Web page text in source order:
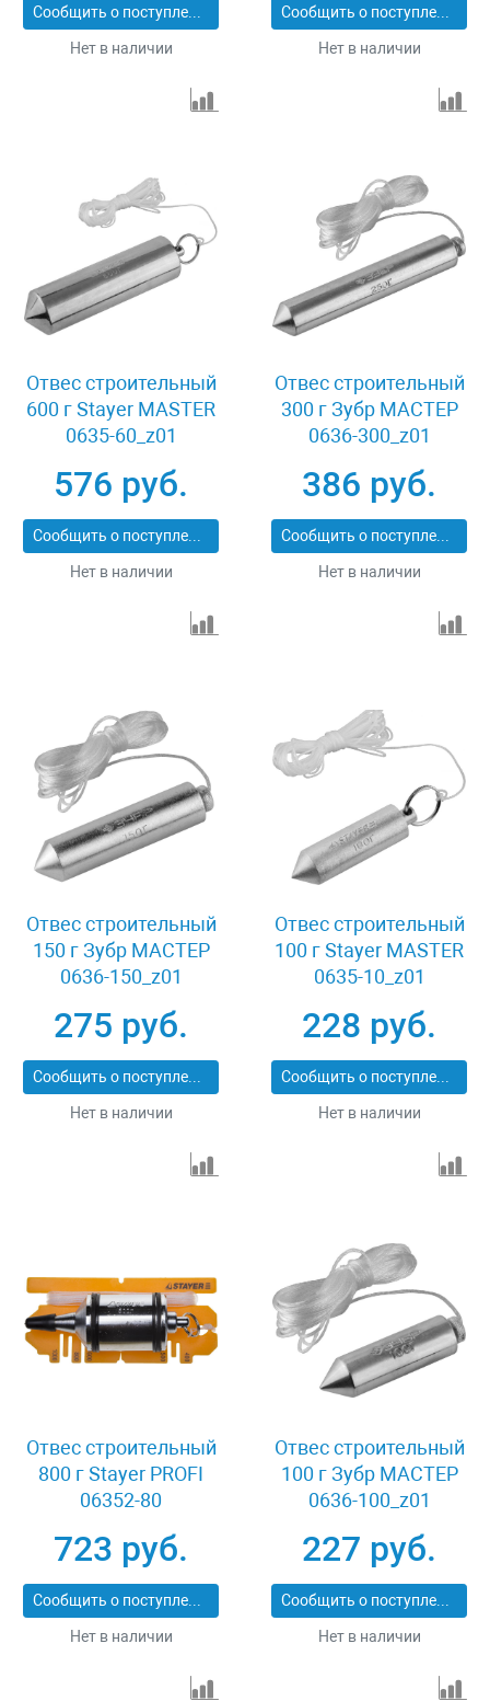
Сообщить о поступлении
Нет в наличии
Сообщить о поступлении
Нет в наличии
Отвес строительный
600 г Stayer MASTER
0635-60_z01
576 руб.
Сообщить о поступлении
Нет в наличии
Отвес строительный
300 г Зубр МАСТЕР
0636-300_z01
386 руб.
Сообщить о поступлении
Нет в наличии
Отвес строительный
150 г Зубр МАСТЕР
0636-150_z01
275 руб.
Сообщить о поступлении
Нет в наличии
Отвес строительный
100 г Stayer MASTER
0635-10_z01
228 руб.
Сообщить о поступлении
Нет в наличии
Отвес строительный
800 г Stayer PROFI
06352-80
723 руб.
Сообщить о поступлении
Нет в наличии
Отвес строительный
100 г Зубр МАСТЕР
0636-100_z01
227 руб.
Сообщить о поступлении
Нет в наличии